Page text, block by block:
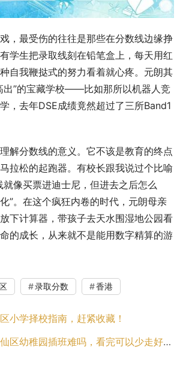
，最受伤的往往是那些在分数线边缘挣
学生把录取线刻在铅笔盒上，每天用红
自我鞭挞式的努力看着就心疼。元朗其
出”的宝藏学校——比如那所以机器人竞
，去年DSE成绩竟然超过了三所Band1
解分数线的意义。它不该是教育的终点
拉松的起跑器。有校长跟我说过个比喻
就像买票进迪士尼，但进去之后怎么
”。在这个疯狂内卷的时代，元朗母亲
下计算器，带孩子去天水围湿地公园看
的成长，从来就不是能用数字精算的游
录取分数 香港
小学择校指南，赶紧收藏！
幼稚园插班难吗，看完可以少走好多弯路！